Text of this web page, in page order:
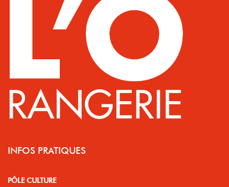
INFOS PRATIQUES
PÔLE CULTURE